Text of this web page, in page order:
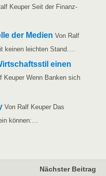
Keu­per Seit der Finanz­
der Medi­en Von Ralf
kei­nen leich­ten Stand.…
einen
Keu­per Wenn Ban­ken sich
Von Ralf Keu­per Das
können:…
Nächster Beitrag